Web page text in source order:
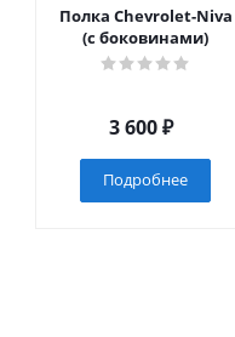
Полка Chevrolet-Niva
(с боковинами)
3 600₽
Подробнее